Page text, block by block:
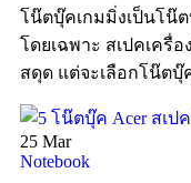
โน๊ตบุ๊คเกมมิ่งเป็นโน๊
โดยเฉพาะ สเปคเครื่
สดุด แต่จะเลือกโน๊ต
25 Mar
Notebook